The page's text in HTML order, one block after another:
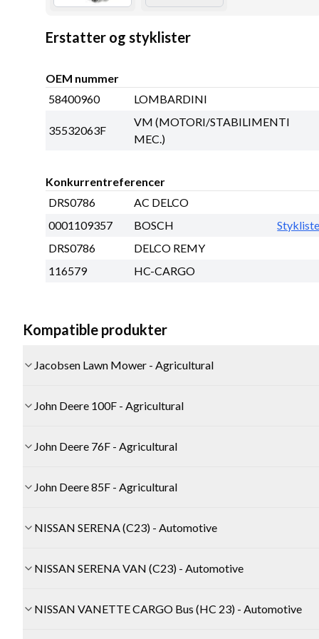
Erstatter og styklister
OEM nummer
58400960
LOMBARDINI
35532063F
VM (MOTORI/STABILIMENTI
MEC.)
Konkurrentreferencer
DRS0786
AC DELCO
0001109357
BOSCH
DRS0786
DELCO REMY
116579
HC-CARGO
Kompatible produkter
Jacobsen Lawn Mower - Agricultural
John Deere 100F - Agricultural
John Deere 76F - Agricultural
John Deere 85F - Agricultural
NISSAN SERENA (C23) - Automotive
NISSAN SERENA VAN (C23) - Automotive
NISSAN VANETTE CARGO Bus (HC 23) - Automotive